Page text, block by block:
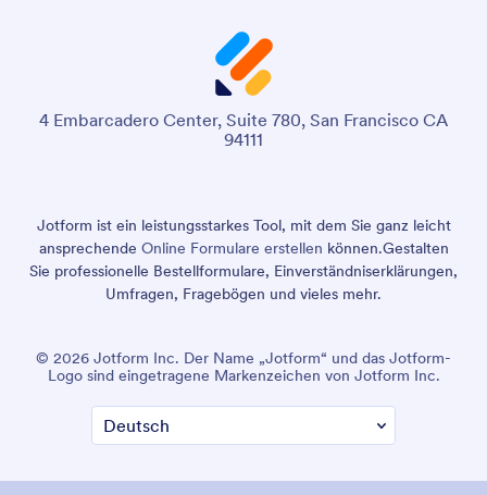
4 Embarcadero Center, Suite 780, San Francisco CA
94111
Jotform ist ein leistungsstarkes Tool, mit dem Sie ganz leicht
ansprechende Online Formulare erstellen können.Gestalten
Sie professionelle Bestellformulare, Einverständniserklärungen,
Umfragen, Fragebögen und vieles mehr.
© 2026 Jotform Inc. Der Name „Jotform“ und das Jotform-
Logo sind eingetragene Markenzeichen von Jotform Inc.